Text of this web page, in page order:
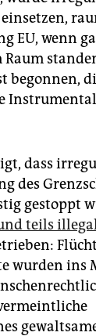
EU, wenn
begonnen,
dass
des
gestoppt
teils
wurden ins